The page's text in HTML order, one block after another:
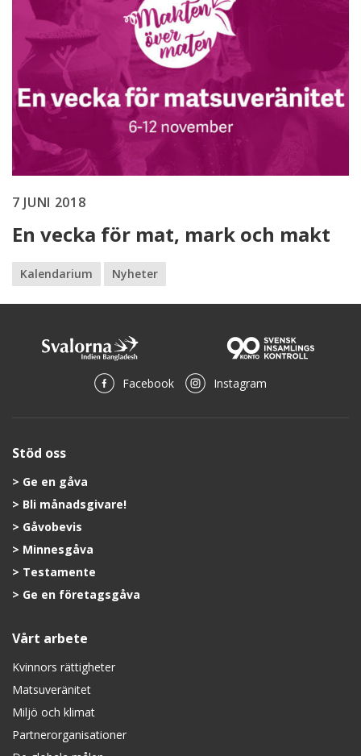
7 JUNI 2018
En vecka för mat, mark och makt
Kalendarium Nyheter
Facebook Instagram
Stöd oss
Ge en gåva
Bli månadsgivare!
Gåvobevis
Minnesgåva
Testamente
Ge en företagsgåva
Vårt arbete
Kvinnors rättigheter
Matsuveränitet
Miljö och klimat
Partnerorganisationer